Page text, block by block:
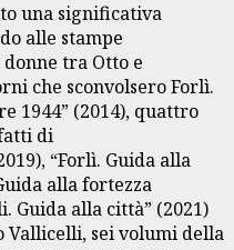
una significativa
alle stampe
tra Otto e
che sconvolsero Forlì.
1944” (2014), quattro
di
“Forlì. Guida alla
alla fortezza
Guida alla città” (2021)
Vallicelli, sei volumi della